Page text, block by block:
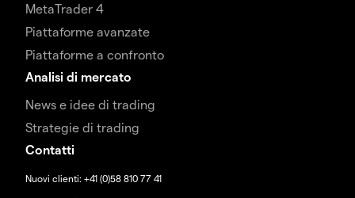
MetaTrader 4
Piattaforme avanzate
Piattaforme a confronto
Analisi di mercato
News e idee di trading
Strategie di trading
Contatti
Nuovi clienti: +41 (0)58 810 77 41